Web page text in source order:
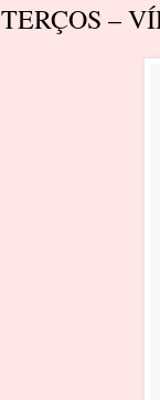
TERÇOS –